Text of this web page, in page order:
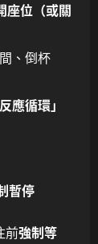
座位（或關
、倒杯
應循環」
暫停
前強制等